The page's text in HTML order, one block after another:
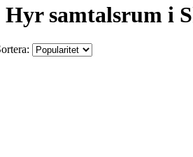
Hyr samtalsrum i